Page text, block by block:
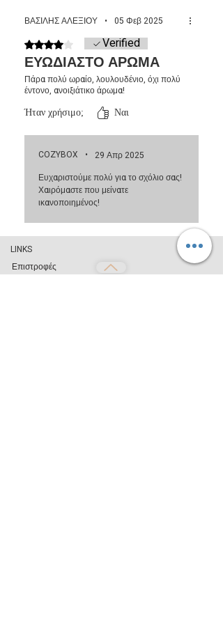
το wax melt να γίνει πάλι κρύο και να πήξει.
ΒΑΣΙΛΗΣ ΑΛΕΞΙΟΥ • 05 Φεβ 2025
Βαθμολογήθηκε με 4 από 5 αστέρια.
Verified
ΕΥΩΔΙΑΣΤΟ ΑΡΩΜΑ
Πάρα πολύ ωραίο, λουλουδένιο, όχι πολύ
έντονο, ανοιξιάτικο άρωμα!
Ήταν χρήσιμο; Ναι
COZYBOX •
29 Απρ 2025
Ευχαριστούμε πολύ για το σχόλιο σας!
Χαιρόμαστε που μείνατε
ικανοποιημένος!
LINKS
Επιστροφές